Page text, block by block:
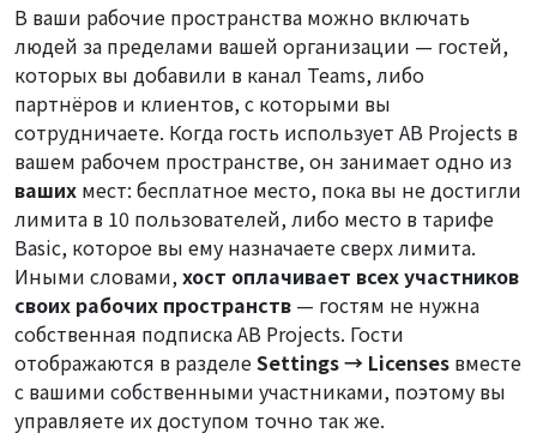
В ваши рабочие пространства можно включать
людей за пределами вашей организации — гостей,
которых вы добавили в канал Teams, либо
партнёров и клиентов, с которыми вы
сотрудничаете. Когда гость использует AB Projects в
вашем рабочем пространстве, он занимает одно из
ваших мест: бесплатное место, пока вы не достигли
лимита в 10 пользователей, либо место в тарифе
Basic, которое вы ему назначаете сверх лимита.
Иными словами, хост оплачивает всех участников
своих рабочих пространств — гостям не нужна
собственная подписка AB Projects. Гости
отображаются в разделеSettings → Licenses вместе
с вашими собственными участниками, поэтому вы
управляете их доступом точно так же.